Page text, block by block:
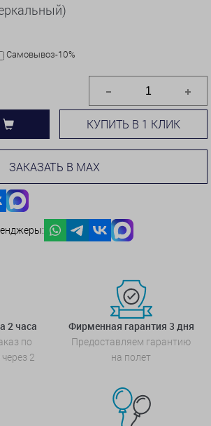
Самовывоз-10%
КУПИТЬ В 1 КЛИК
ЗАКАЗАТЬ В MAX
2 часа
по
2
Фирменная гарантия 3 дня
Предоставляем гарантию
на полет